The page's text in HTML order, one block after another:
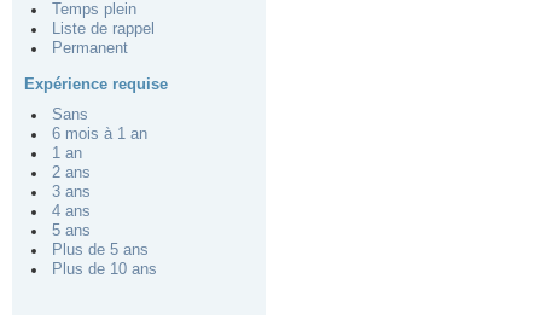
Temps plein
Liste de rappel
Permanent
Expérience requise
Sans
6 mois à 1 an
1 an
2 ans
3 ans
4 ans
5 ans
Plus de 5 ans
Plus de 10 ans